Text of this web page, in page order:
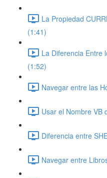
La Propiedad
(1:41)
La Diferencia Entre
(1:52)
Navegar entre las
Usar el Nombre VB
Diferencia entre
Navegar entre